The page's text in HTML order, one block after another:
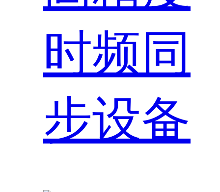
时频同
步设备